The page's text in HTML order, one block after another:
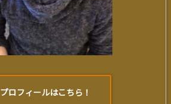
プロフィールはこちら！